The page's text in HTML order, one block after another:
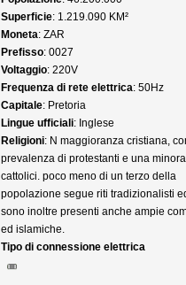
Superficie: 1.219.090 KM²
Moneta: ZAR
Prefisso: 0027
Voltaggio: 220V
Frequenza di rete elettrica: 50Hz
Capitale: Pretoria
Lingue ufficiali: Inglese
Religioni: N maggioranza cristiana,
prevalenza di protestanti e una
cattolici. poco meno di un terzo della
popolazione segue riti tradizionalisti
sono inoltre presenti anche ampie
ed islamiche.
Tipo di connessione elettrica